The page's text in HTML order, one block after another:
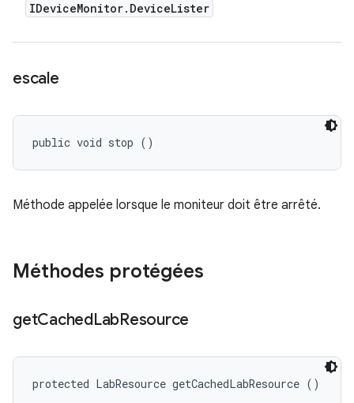
IDeviceMonitor. DeviceLister
escale
public void stop ()
Méthode appelée lorsque le moniteur doit être arrêté.
Méthodes protégées
getCachedLabResource
protected LabResource getCachedLabResource ()